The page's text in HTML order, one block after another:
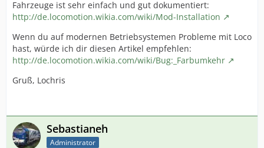
Fahrzeuge ist sehr einfach und gut dokumentiert:
http://de.locomotion.wikia.com/wiki/Mod-Installation
Wenn du auf modernen Betriebsystemen Probleme mit Loco
hast, würde ich dir diesen Artikel empfehlen:
http://de.locomotion.wikia.com/wiki/Bug:_Farbumkehr
Gruß, Lochris
Sebastianeh
Administrator